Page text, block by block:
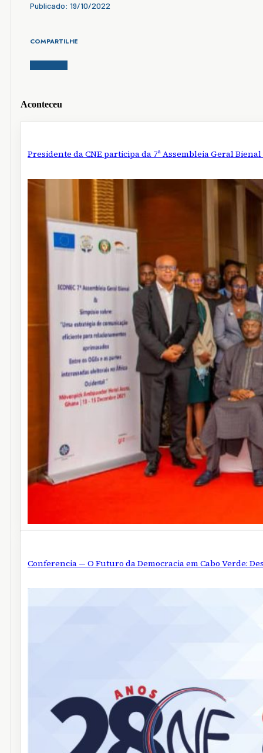
Publicado: 19/10/2022
COMPARTILHE
Aconteceu
Presidente da CNE participa da 7ª Assembleia Geral Bienal
Conferencia — O Futuro da Democracia em Cabo Verde: